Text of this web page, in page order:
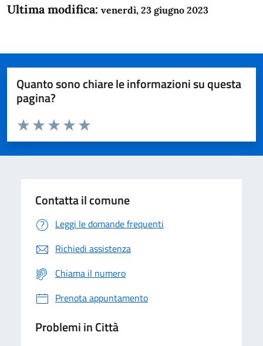
Ultima modifica: venerdì, 23 giugno 2023
Quanto sono chiare le informazioni su questa
pagina?
Domanda
Valuta da 1 a 5 stelle la pagina
Valuta 5 stelle su 5
Valuta 4 stelle su 5
Valuta 3 stelle su 5
Valuta 2 stelle su 5
Valuta 1 stelle su 5
Contatta il comune
Leggi le domande frequenti
Richiedi assistenza
Chiama il numero
Prenota appuntamento
Problemi in Città